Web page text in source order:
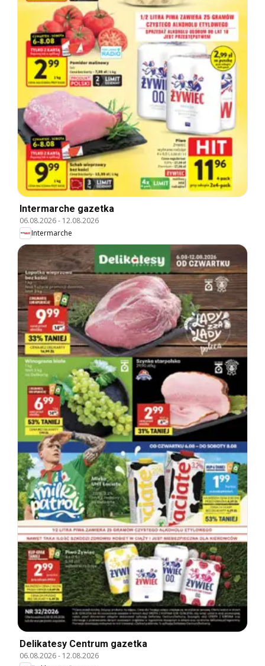
Intermarche gazetka
06.08.2026- 12.08.2026
Intermarche
Delikatesy Centrum gazetka
06.08.2026- 12.08.2026